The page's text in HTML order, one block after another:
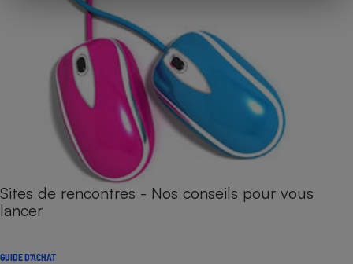
Sites de rencontres - Nos conseils pour vous
lancer
GUIDE D'ACHAT